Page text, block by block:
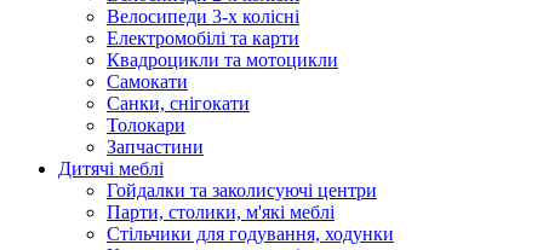
Велосипеди 3-х колісні
Електромобілі та карти
Квадроцикли та мотоцикли
Самокати
Санки, снігокати
Толокари
Запчастини
Дитячі меблі
Гойдалки та заколисуючі центри
Парти, столики, м'які меблі
Стільчики для годування, ходунки